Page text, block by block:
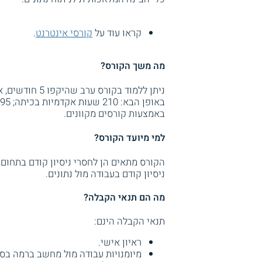
קראו עוד על קורסי אינטרנט.
מה משך הקורס?
באמצעות קורסים מקוונים.
למי מיועד הקורס?
הקורס מתאים הן לחסרי ניסיון קודם
ניסיון קודם בעבודה מול נתונים.
מה הם תנאי הקבלה?
תנאי הקבלה הינם:
ראיון אישי.
מיומנויות עבודה מול מחשב ברמה